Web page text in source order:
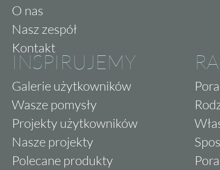
O nas
Nasz zespół
Kontakt
INSPIRUJEMY
Galerie użytkowników
Wasze pomysły
Projekty użytkowników
Nasze projekty
Polecane produkty